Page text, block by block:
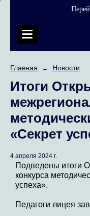
Главная → Новости
Итоги
«Секрет
4 апреля 2024 г.
Подведены итоги
конкурса
успеха».
Педагоги лицея